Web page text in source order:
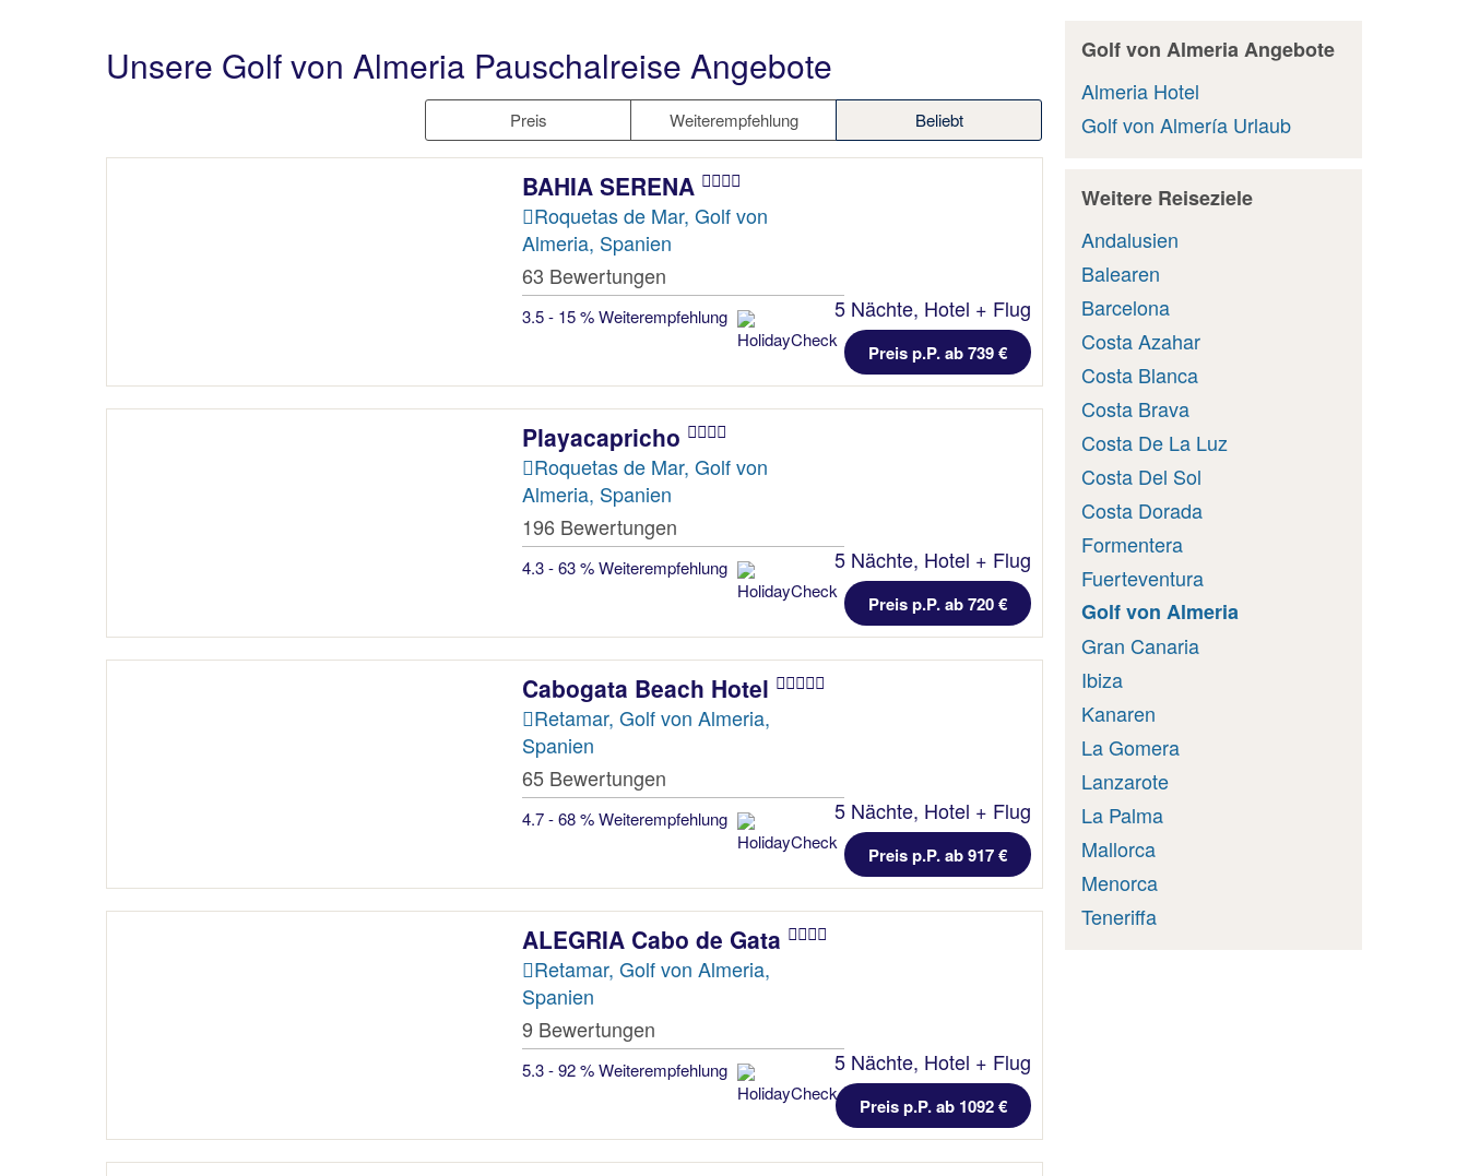
Unsere Golf von Almeria Pauschalreise Angebote
Preis Weiterempfehlung Beliebt
BAHIA SERENA
Roquetas de Mar, Golf von
Almeria, Spanien
63 Bewertungen
3.5 - 15 % Weiterempfehlung 5 Nächte, Hotel + Flug
Preis p.P. ab 739 €
Playacapricho
Roquetas de Mar, Golf von
Almeria, Spanien
196 Bewertungen
4.3 - 63 % Weiterempfehlung 5 Nächte, Hotel + Flug
Preis p.P. ab 720 €
Cabogata Beach Hotel
Retamar, Golf von Almeria,
Spanien
65 Bewertungen
4.7 - 68 % Weiterempfehlung 5 Nächte, Hotel + Flug
Preis p.P. ab 917 €
ALEGRIA Cabo de Gata
Retamar, Golf von Almeria,
Spanien
9 Bewertungen
5.3 - 92 % Weiterempfehlung 5 Nächte, Hotel + Flug
Preis p.P. ab 1092 €
Golf von Almeria Angebote
Almeria Hotel
Golf von Almería Urlaub
Weitere Reiseziele
Andalusien
Balearen
Barcelona
Costa Azahar
Costa Blanca
Costa Brava
Costa De La Luz
Costa Del Sol
Costa Dorada
Formentera
Fuerteventura
Golf von Almeria
Gran Canaria
Ibiza
Kanaren
La Gomera
Lanzarote
La Palma
Mallorca
Menorca
Teneriffa